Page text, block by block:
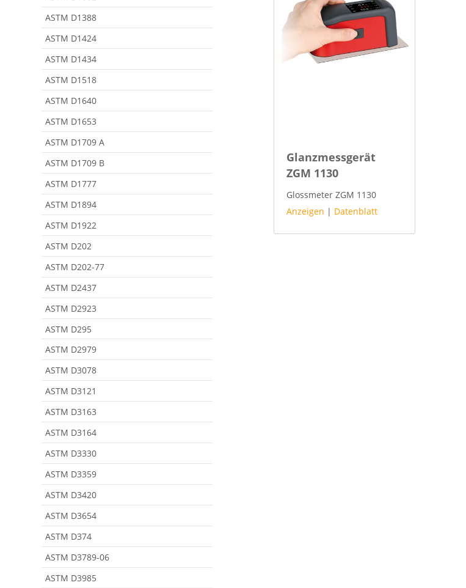
Glanzmessgerät
ZGM 1130
Glossmeter ZGM 1130
Anzeigen | Datenblatt
ASTM D1388
ASTM D1424
ASTM D1434
ASTM D1518
ASTM D1640
ASTM D1653
ASTM D1709 A
ASTM D1709 B
ASTM D1777
ASTM D1894
ASTM D1922
ASTM D202
ASTM D202-77
ASTM D2437
ASTM D2923
ASTM D295
ASTM D2979
ASTM D3078
ASTM D3121
ASTM D3163
ASTM D3164
ASTM D3330
ASTM D3359
ASTM D3420
ASTM D3654
ASTM D374
ASTM D3789-06
ASTM D3985